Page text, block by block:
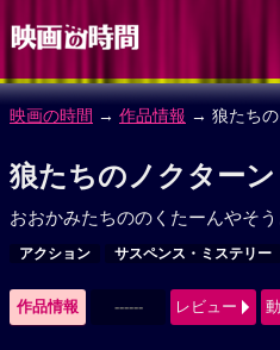
映画の時間 → 作品情報 → 狼たちの
狼たちのノクター
おおかみたちののくたーんやそう
アクション サスペンス・ミステリー
作品情報 ------ レビュー